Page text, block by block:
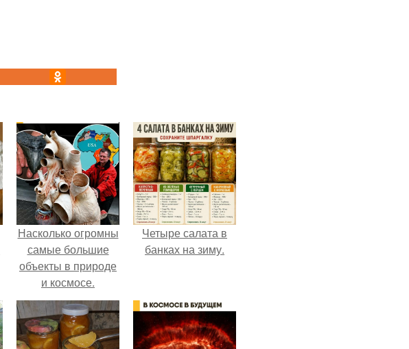
Насколько огромны
самые большие
объекты в природе
и космосе.
Четыре салата в
банках на зиму.